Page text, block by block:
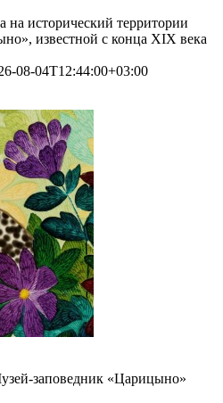
на исторический территории
известной с конца XIX века
08-04T12:44:00+03:00
заповедник «Царицыно»